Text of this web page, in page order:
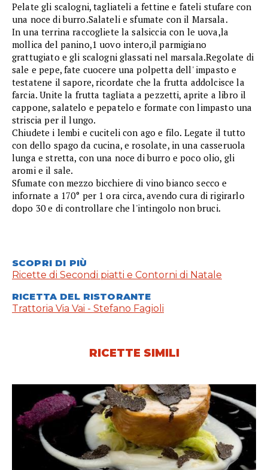
Pelate gli scalogni, tagliateli a fettine e fateli stufare con
una noce di burro.Salateli e sfumate con il Marsala.
In una terrina raccogliete la salsiccia con le uova,la
mollica del panino,1 uovo intero,il parmigiano
grattugiato e gli scalogni glassati nel marsala.Regolate di
sale e pepe, fate cuocere una polpetta dell' impasto e
testatene il sapore, ricordate che la frutta addolcisce la
farcia. Unite la frutta tagliata a pezzetti, aprite a libro il
cappone, salatelo e pepatelo e formate con limpasto una
striscia per il lungo.
Chiudete i lembi e cuciteli con ago e filo. Legate il tutto
con dello spago da cucina, e rosolate, in una casseruola
lunga e stretta, con una noce di burro e poco olio, gli
aromi e il sale.
Sfumate con mezzo bicchiere di vino bianco secco e
infornate a 170° per 1 ora circa, avendo cura di rigirarlo
dopo 30 e di controllare che l'intingolo non bruci.
SCOPRI DI PIÙ
Ricette di Secondi piatti e Contorni di Natale
RICETTA DEL RISTORANTE
Trattoria Via Vai - Stefano Fagioli
RICETTE SIMILI